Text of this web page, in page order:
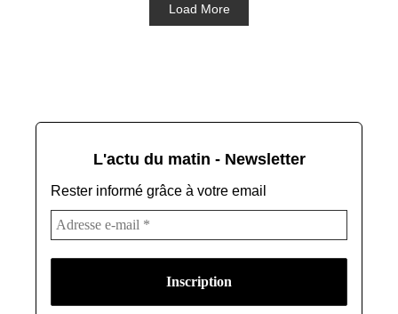
Load More
L'actu du matin - Newsletter
Rester informé grâce à votre email